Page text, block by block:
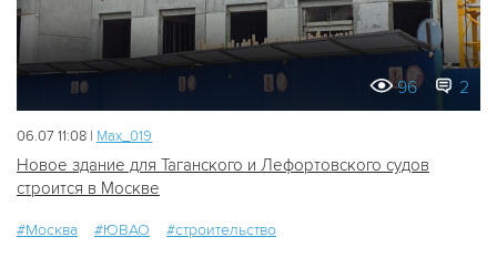
96 2
06.07 11:08 | Мах_019
Новое здание для Таганского и Лефортовского судов
строится в Москве
#Москва #ЮВАО #строительство